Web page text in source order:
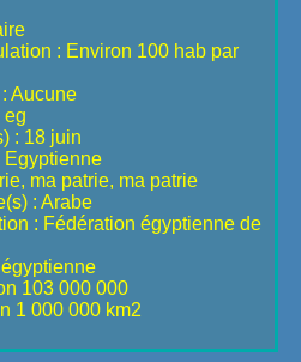
: Environ 100 hab par
Aucune
eg
: 18 juin
Egyptienne
ma patrie, ma patrie
: Arabe
: Fédération égyptienne de
103 000 000
1 000 000 km2